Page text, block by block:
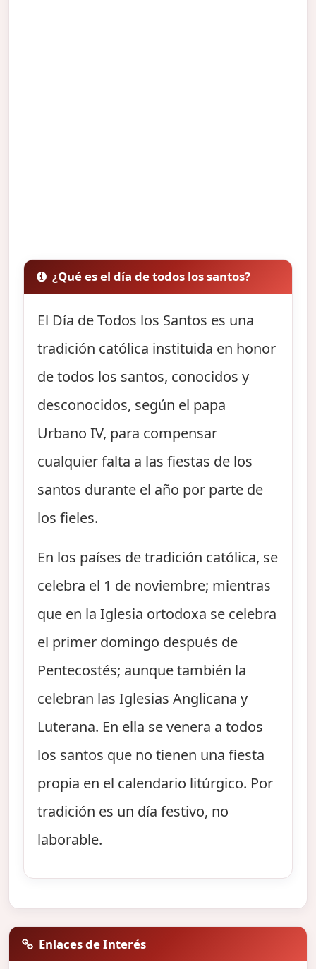
¿Qué es el día de todos los santos?
El Día de Todos los Santos es una
tradición católica instituida en honor
de todos los santos, conocidos y
desconocidos, según el papa
Urbano IV, para compensar
cualquier falta a las fiestas de los
santos durante el año por parte de
los fieles.
En los países de tradición católica, se
celebra el 1 de noviembre; mientras
que en la Iglesia ortodoxa se celebra
el primer domingo después de
Pentecostés; aunque también la
celebran las Iglesias Anglicana y
Luterana. En ella se venera a todos
los santos que no tienen una fiesta
propia en el calendario litúrgico. Por
tradición es un día festivo, no
laborable.
Enlaces de Interés